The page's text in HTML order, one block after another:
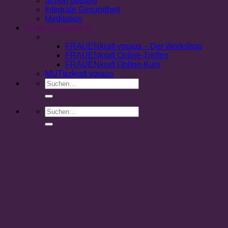
Integrale Gesundheit
Meditation
Unsere Angebote
FRAUENkraft voraus – Der Workshop
FRAUENkraft Online-Treffen
FRAUENkraft Online-Kurs
MUTterkraft voraus
Suchen
nach:
Suchen
nach: